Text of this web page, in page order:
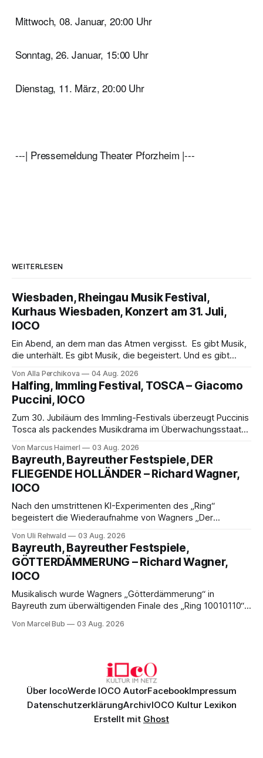
Mittwoch, 08. Januar, 20:00 Uhr
Sonntag, 26. Januar, 15:00 Uhr
Dienstag, 11. März, 20:00 Uhr
---| Pressemeldung Theater Pforzheim |---
WEITERLESEN
Wiesbaden, Rheingau Musik Festival,
Kurhaus Wiesbaden, Konzert am 31. Juli,
IOCO
Ein Abend, an dem man das Atmen vergisst. Es gibt Musik,
die unterhält. Es gibt Musik, die begeistert. Und es gibt
Genau so war der Abend im Kurhaus Wiesbaden, an dem
Johannes Brahms’ Erstes Klavierkonzert d-Moll op. 15 mit
Daniil
Von Alla Perchikova 04 Aug. 2026
Halfing, Immling Festival, TOSCA – Giacomo
Puccini, IOCO
Zum 30. Jubiläum des Immling-Festivals überzeugt Puccinis
Tosca als packendes Musikdrama im Überwachungsstaat
spannend und werkgetreu, getragen von starken Solisten,
eindrucksvollen Projektionen und einer klangvollen
musikalischen Leitung.
Von Marcus Haimerl 03 Aug. 2026
Bayreuth, Bayreuther Festspiele, DER
FLIEGENDE HOLLÄNDER – Richard Wagner,
IOCO
Nach den umstrittenen KI-Experimenten des „Ring“
begeistert die Wiederaufnahme von Wagners „Der
Musik und einem neuen Traumpaar: Elisabeth Teige und
Nicholas Brownlee sorgen für einen der Höhepunkte der
Bayreuther Festspiele 2026.
Von Uli Rehwald 03 Aug. 2026
Bayreuth, Bayreuther Festspiele,
GÖTTERDÄMMERUNG – Richard Wagner,
IOCO
Musikalisch wurde Wagners „Götterdämmerung“ in
Bayreuth zum überwältigenden Finale des „Ring 10010110“:
exzellentes Sängerensemble begeisterten. Die KI-geprägte
Von Marcel Bub 03 Aug. 2026
Über IocoWerde IOCO AutorFacebookImpressum
DatenschutzerklärungArchivIOCO Kultur Lexikon
Erstellt mit Ghost